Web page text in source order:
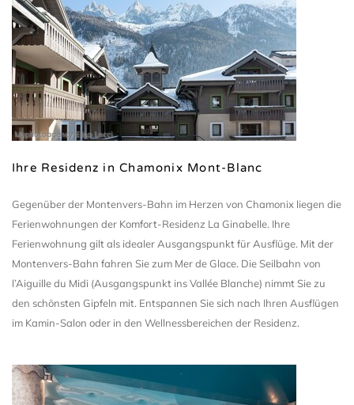
Myphotoagency Elisa Locci
Ihre Residenz in Chamonix Mont-Blanc
Gegenüber der Montenvers-Bahn im Herzen von Chamonix liegen die
Ferienwohnungen der Komfort-Residenz La Ginabelle. Ihre
Ferienwohnung gilt als idealer Ausgangspunkt für Ausflüge. Mit der
Montenvers-Bahn fahren Sie zum Mer de Glace. Die Seilbahn von
l’Aiguille du Midi (Ausgangspunkt ins Vallée Blanche) nimmt Sie zu
den schönsten Gipfeln mit. Entspannen Sie sich nach Ihren Ausflügen
im Kamin-Salon oder in den Wellnessbereichen der Residenz.